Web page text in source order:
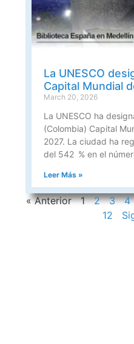
La UNESCO
Capital Mundial
March 20, 2026
La UNESCO ha
(Colombia) Capital
2027. La ciudad ha
del 542 % en el
Leer Más »
« Anterior 1 2 3 4
12